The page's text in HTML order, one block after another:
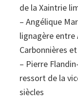
de la Xaintrie
– Angélique
lignagère entre
Carbonnières
– Pierre
ressort de la
siècles